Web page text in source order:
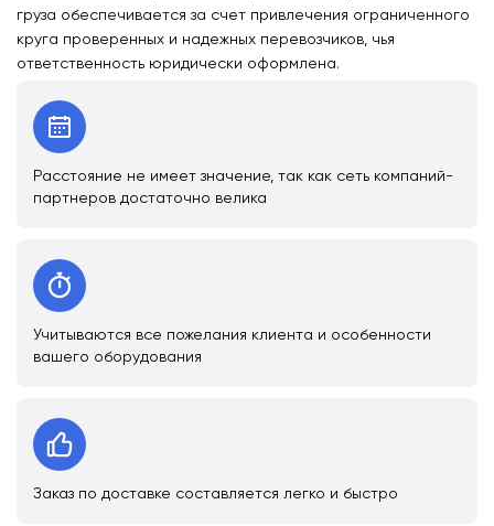
груза обеспечивается за счет привлечения ограниченного
круга проверенных и надежных перевозчиков, чья
ответственность юридически оформлена.
Расстояние не имеет значение, так как сеть компаний-
партнеров достаточно велика
Учитываются все пожелания клиента и особенности
вашего оборудования
Заказ по доставке составляется легко и быстро